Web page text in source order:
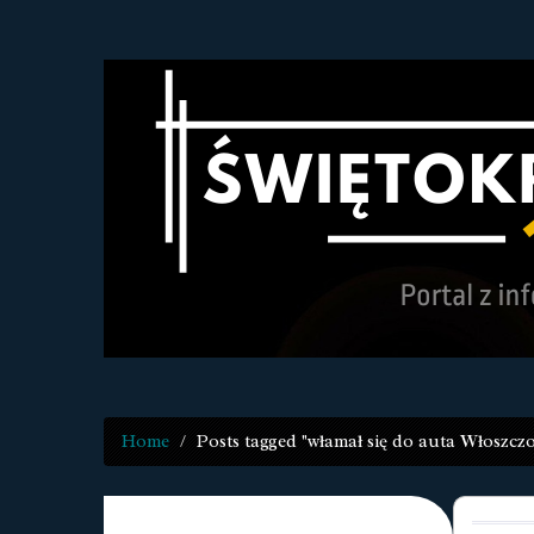
Home Posts tagged "włamał się do auta